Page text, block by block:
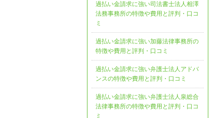
過払い金請求に強い司法書士法人相澤
法務事務所の特徴や費用と評判・口コ
ミ
過払い金請求に強い加藤法律事務所の
特徴や費用と評判・口コミ
過払い金請求に強い弁護士法人アドバ
ンスの特徴や費用と評判・口コミ
過払い金請求に強い弁護士法人泉総合
法律事務所の特徴や費用と評判・口コ
ミ